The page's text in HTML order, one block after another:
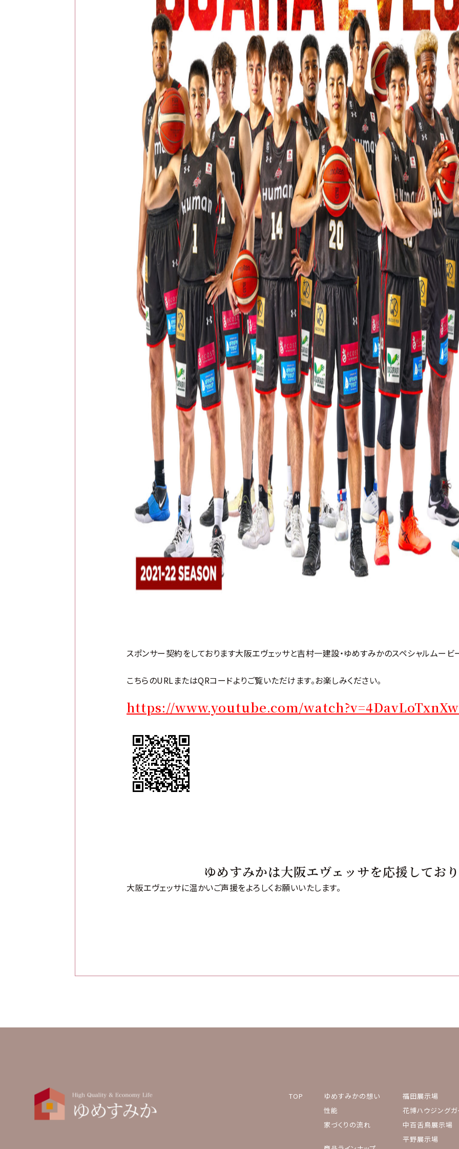
スポンサー契約をしております大阪エヴェッサと吉村一建設・ゆめすみかのスペシャルムービ
こちらのURLまたはQRコードよりご覧いただけます。お楽しみください。
https://www.youtube.com/watch?v=4DavLoTxnXw
ゆめすみかは大阪エヴェッサを応援してお
大阪エヴェッサに温かいご声援をよろしくお願いいたします。
TOP
ゆめすみかの想い
性能
家づくりの流れ
福田展示場
花博ハウジング
中百舌鳥展示場
平野展示場